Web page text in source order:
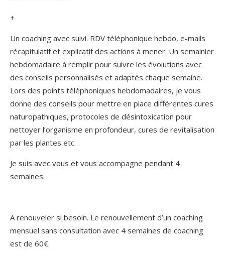
+
Un coaching avec suivi. RDV téléphonique hebdo, e-mails
récapitulatif et explicatif des actions à mener. Un semainier
hebdomadaire à remplir pour suivre les évolutions avec
des conseils personnalisés et adaptés chaque semaine.
Lors des points téléphoniques hebdomadaires, je vous
donne des conseils pour mettre en place différentes cures
naturopathiques, protocoles de désintoxication pour
nettoyer l’organisme en profondeur, cures de revitalisation
par les plantes etc…
Je suis avec vous et vous accompagne pendant 4
semaines.
A renouveler si besoin. Le renouvellement d’un coaching
mensuel sans consultation avec 4 semaines de coaching
est de 60€.